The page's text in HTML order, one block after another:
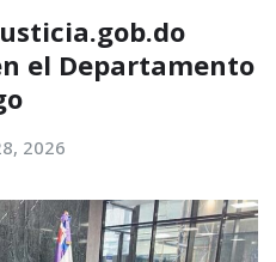
el Departamento
2026